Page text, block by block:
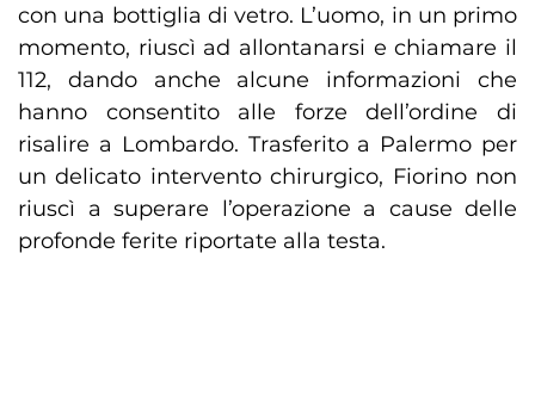
con una bottiglia di vetro. L’uomo, in un primo
momento, riuscì ad allontanarsi e chiamare il
112, dando anche alcune informazioni che
hanno consentito alle forze dell’ordine di
risalire a Lombardo. Trasferito a Palermo per
un delicato intervento chirurgico, Fiorino non
riuscì a superare l’operazione a cause delle
profonde ferite riportate alla testa.